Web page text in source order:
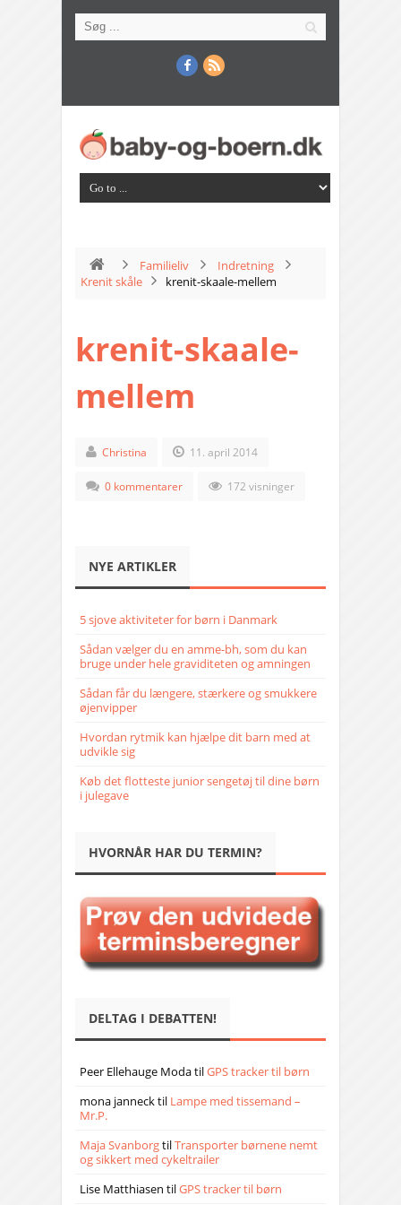
Familieliv
Indretning
Krenit skåle
krenit-skaale-mellem
krenit-skaale-
mellem
Christina 11. april 2014
0 kommentarer 172 visninger
NYE ARTIKLER
5 sjove aktiviteter for børn i Danmark
Sådan vælger du en amme-bh, som du kan
bruge under hele graviditeten og amningen
Sådan får du længere, stærkere og smukkere
øjenvipper
Hvordan rytmik kan hjælpe dit barn med at
udvikle sig
Køb det flotteste junior sengetøj til dine børn
i julegave
HVORNÅR HAR DU TERMIN?
DELTAG I DEBATTEN!
Peer Ellehauge ModatilGPS tracker til børn
mona jannecktil Lampe med tissemand –
Mr.P.
Maja SvanborgtilTransporter børnene nemt
og sikkert med cykeltrailer
Lise Matthiasen tilGPS tracker til børn